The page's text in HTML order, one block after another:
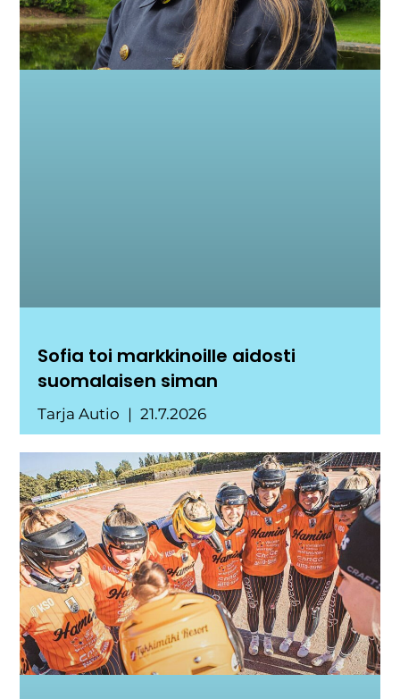
Sofia toi markkinoille aidosti
suomalaisen siman
Tarja Autio 21.7.2026